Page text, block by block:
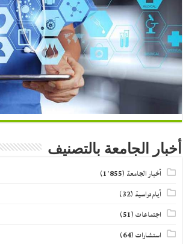
أخبار الجامعة بالتصنيف
أخبار الجامعة (1٬855)
أيام دراسية (32)
اجتماعات(51)
استشارات(64)